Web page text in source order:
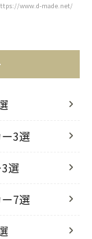
www.d-made.net/
3選
選
7選